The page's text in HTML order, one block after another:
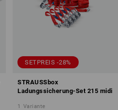
SETPREIS -28%
STRAUSSbox
Ladungssicherung-Set 215 midi
1 Variante